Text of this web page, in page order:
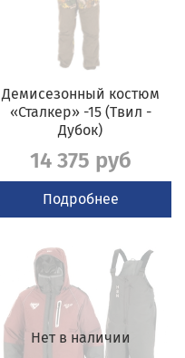
Демисезонный костюм
«Сталкер» -15 (Твил -
Дубок)
14 375 руб
Подробнее
Нет в наличии